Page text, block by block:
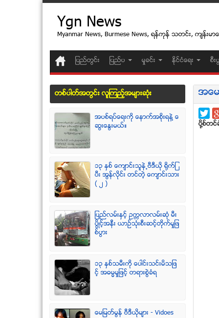
Ygn News
Myanmar News, Burmese News, ရန္ကုန္ သတင္း, က်န္းမာေ
ျပည္တြင္း ျပည္ပ မႈခင္း ႏုိင္ငံေရး စီး
အေ
ပုိ႔စ္တ
တစ္ပါတ္အတြင္း လူၾကည့္အမ်ားဆံုး
အပစ္ရပ္ေရးကို ေနာက္အစိုးရနဲ႔ ေ
ဆြးေႏြးမယ္။
၁၃ ႏွစ္ ေက်ာင္းသူနဲ႕ဗီဒီယို ရိုက္ျ
ပီး အြန္လိုင္း တင္တဲ့ ေက်ာင္းသား
( ၂ )
ျပည္လမ္းႏွင့္ ဥကၠလာလမ္းဆုံ မီး
ပြိဳင့္အနီး ယာဥ္သုံးစီးဆင့္တိုက္မႈျဖ
စ္ပြား
၁၃ ႏွစ္သမီးကို ေပါင္းသင္းမိသျဖ
င့္ အဓမၼမႈျဖင့္ တရားစြဲခံရ
ေမျမတ္မြန္ ဗီဒီယုိမ်ား - Vidoes